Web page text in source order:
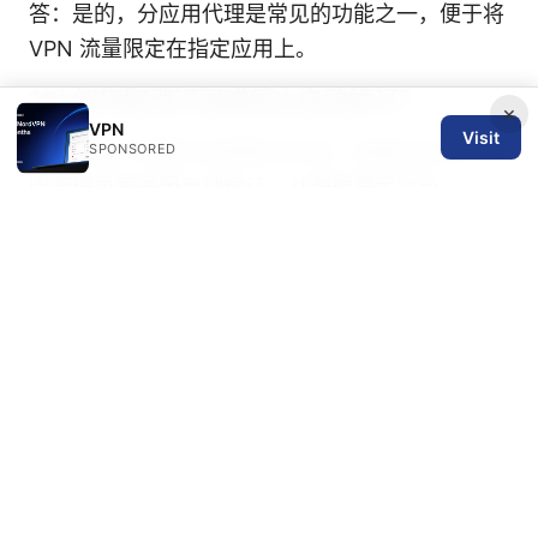
答：是的，分应用代理是常见的功能之一，便于将
VPN 流量限定在指定应用上。
10) 如何取消订阅或停止自动续订？
答：在账户设置中选择取消订阅，或通过应用内订
×
VPN
SPONSORED
Visit